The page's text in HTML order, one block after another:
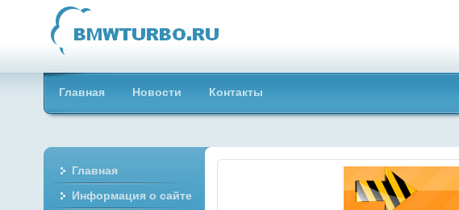
Главная Новости Контакты
Главная
Информация о сайте